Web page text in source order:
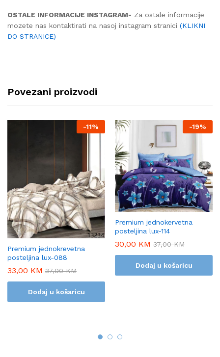
OSTALE INFORMACIJE INSTAGRAM- Za ostale informacije
mozete nas kontaktirati na nasoj instagram stranici (KLIKNI
DO STRANICE)
Povezani proizvodi
-11%
Premium jednokrevetna
posteljina lux-088
33,00 KM 37,00KM
Dodaj u košaricu
-19%
Premium jednokervetna
posteljina lux-114
30,00 KM 37,00KM
Dodaj u košaricu